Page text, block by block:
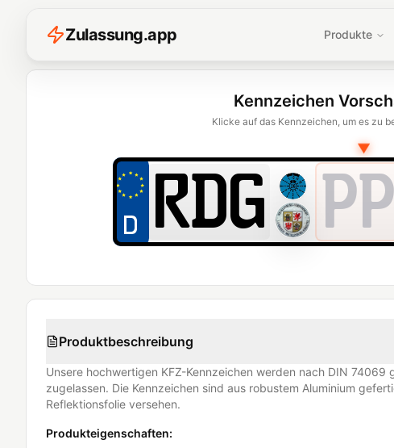
Zulassung.app Produkte
Kennzeichen
Klicke auf das Kennzeichen, um es zu
▼
PP
Produktbeschreibung
Unsere hochwertigen KFZ-Kennzeichen werden nach DIN
zugelassen. Die Kennzeichen sind aus robustem Aluminium
Reflektionsfolie versehen.
Produkteigenschaften: